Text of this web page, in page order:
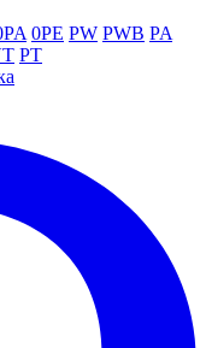
0PE PW PWB PA
PT